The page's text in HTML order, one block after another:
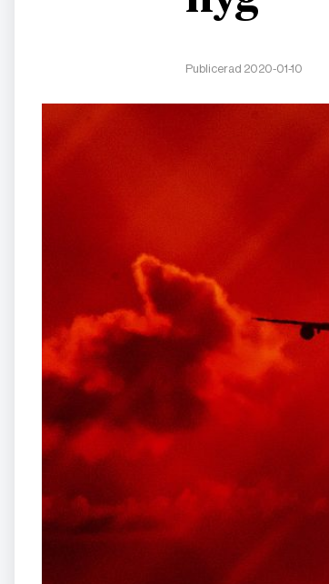
Publicerad 2020-01-10